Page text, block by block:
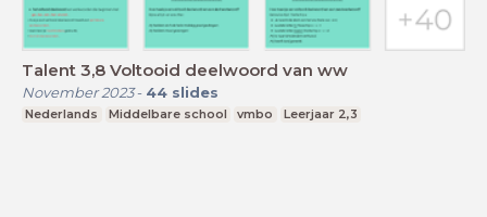
Talent 3,8 Voltooid deelwoord van ww
November 2023- 44 slides
Nederlands Middelbare school vmbo Leerjaar 2,3